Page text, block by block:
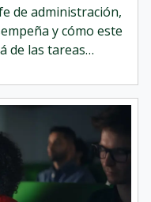
de administración,
y cómo este
de las tareas